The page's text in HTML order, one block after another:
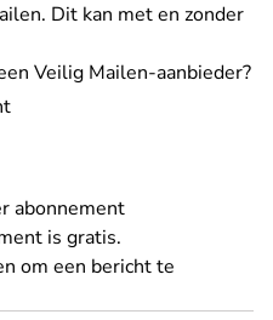
Dit kan met en zonder
Veilig Mailen-aanbieder?
abonnement
is gratis.
om een bericht te